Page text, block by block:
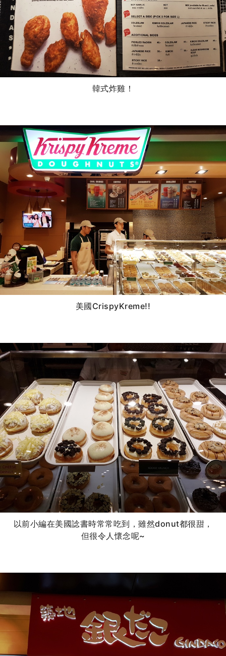
韓式炸雞！
美國CrispyKreme!!
以前小編在美國諗書時常常吃到，雖然donut都很甜，
但很令人懷念呢~